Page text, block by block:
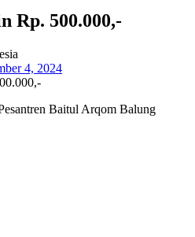
Rp. 500.000,-
4, 2024
Baitul Arqom Balung